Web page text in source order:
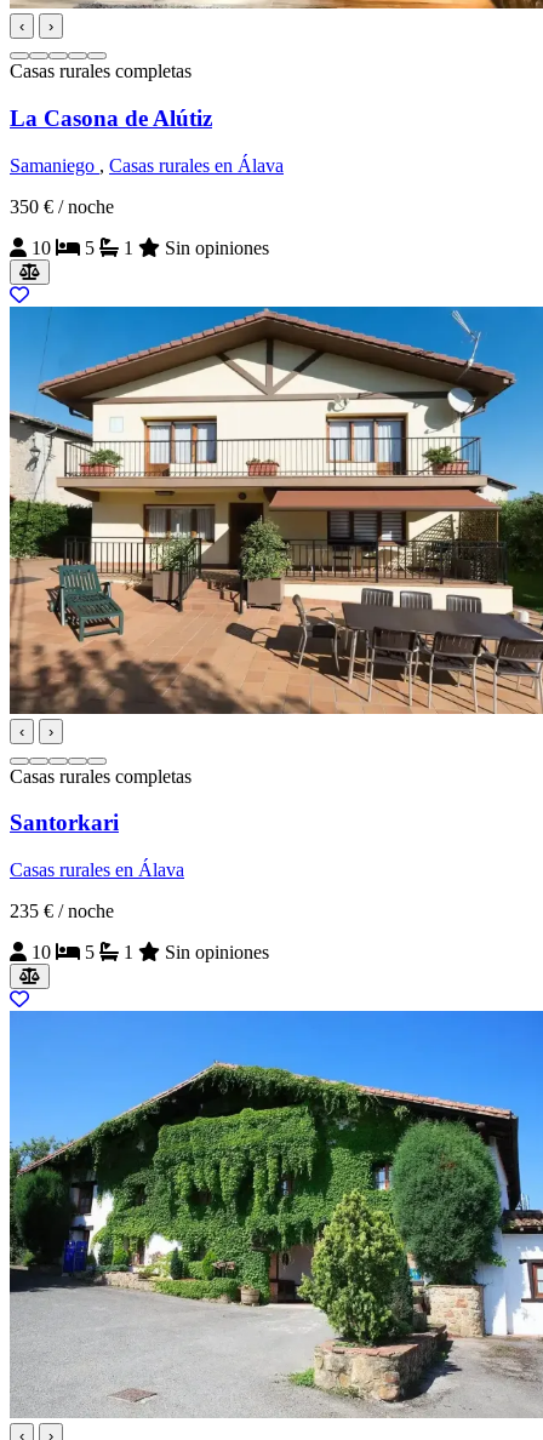
‹ ›
Casas rurales completas
La Casona de Alútiz
Samaniego , Casas rurales en Álava
350 € / noche
10
5 1 Sin opiniones
‹ ›
Casas rurales completas
Santorkari
Casas rurales en Álava
235 € / noche
10
5 1 Sin opiniones
‹ ›